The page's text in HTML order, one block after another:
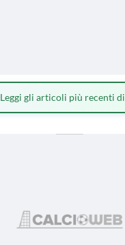
Leggi gli articoli più recenti di